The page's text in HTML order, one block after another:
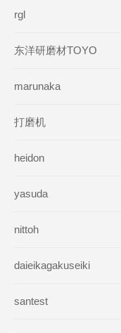
rgl
东洋研磨材TOYO
marunaka
打磨机
heidon
yasuda
nittoh
daieikagakuseiki
santest